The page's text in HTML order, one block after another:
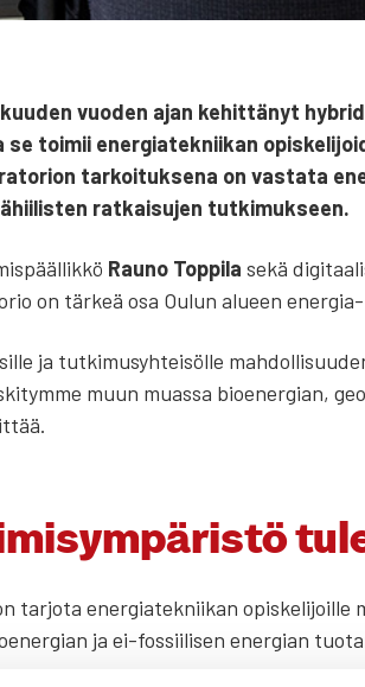
vuo­den ajan kehit­tä­nyt
toi­mii ener­gia­tek­nii­kan
tar­koi­tuk­se­na on vas­ta­ta
rat­kai­su­jen tut­ki­muk­seen.
Rau­no Top­pi­la sekä
on tär­keä osa Oulun alu­een
ja tut­ki­musyh­tei­söl­le
muun muas­sa bio­ener­gian,
tar­jo­ta ener­gia­tek­nii­kan opis­ke­li­joil­le
ja ei-fos­sii­li­sen ener­gian